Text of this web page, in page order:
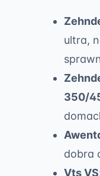
ultra,
350/
dobra
Vts VS